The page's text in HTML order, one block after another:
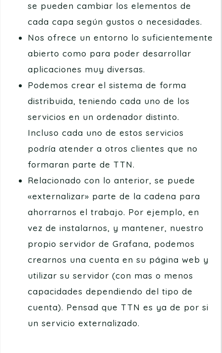
se pueden cambiar los elementos de
cada capa según gustos o necesidades.
Nos ofrece un entorno lo suficientemente
abierto como para poder desarrollar
aplicaciones muy diversas.
Podemos crear el sistema de forma
distribuida, teniendo cada uno de los
servicios en un ordenador distinto.
Incluso cada uno de estos servicios
podría atender a otros clientes que no
formaran parte de TTN.
Relacionado con lo anterior, se puede
«externalizar» parte de la cadena para
ahorrarnos el trabajo. Por ejemplo, en
vez de instalarnos, y mantener, nuestro
propio servidor de Grafana, podemos
crearnos una cuenta en su página web y
utilizar su servidor (con mas o menos
capacidades dependiendo del tipo de
cuenta). Pensad que TTN es ya de por si
un servicio externalizado.